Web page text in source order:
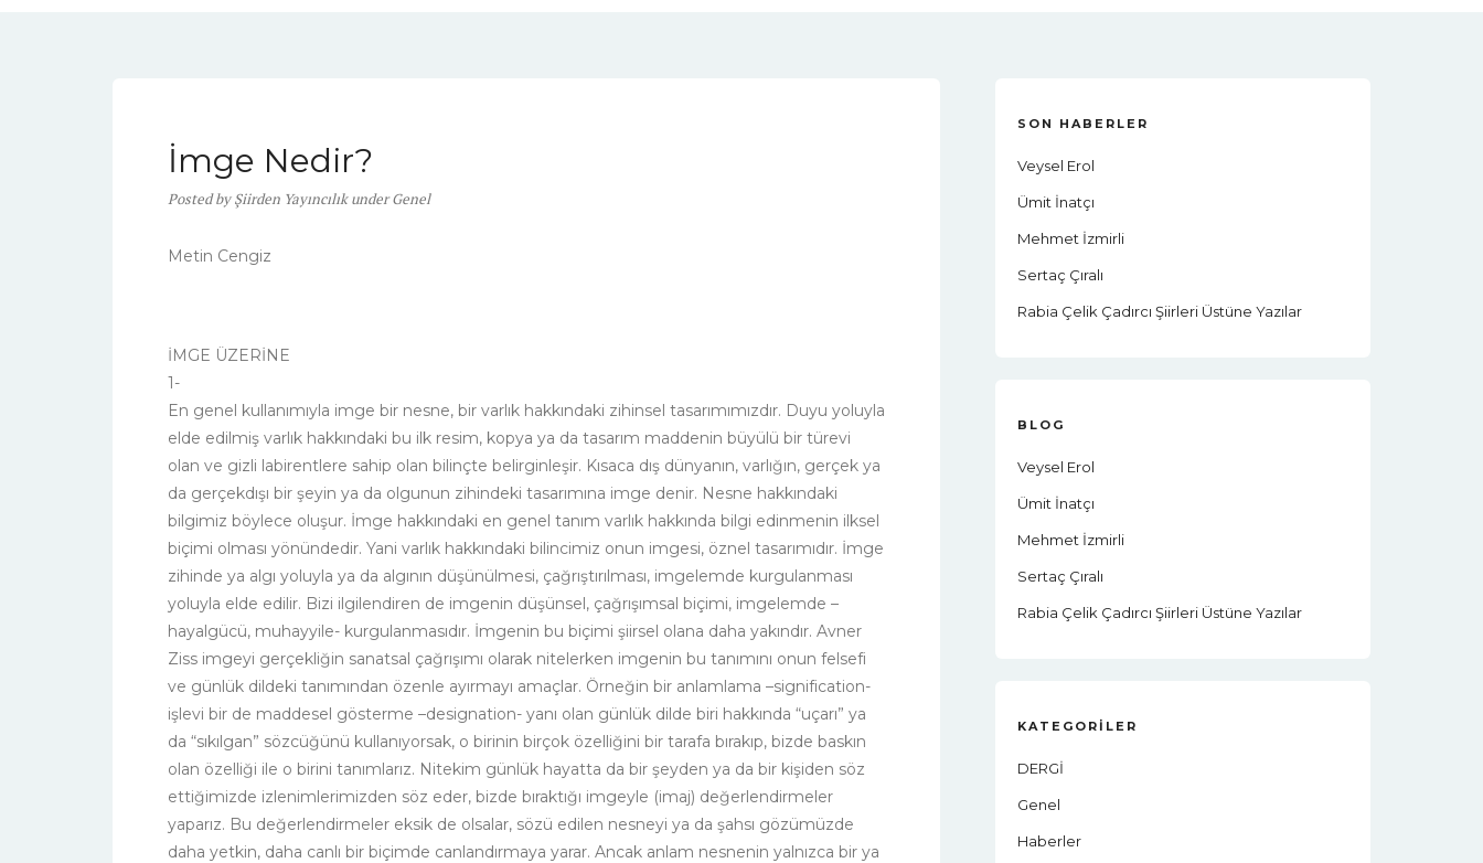
İmge Nedir?
PostedbyŞiirden Yayıncılık underGenel
Metin Cengiz
İMGE ÜZERİNE
1-
En genel kullanımıyla imge bir nesne, bir varlık hakkındaki zihinsel tasarımımızdır. Duyu yoluyla
elde edilmiş varlık hakkındaki bu ilk resim, kopya ya da tasarım maddenin büyülü bir türevi
olan ve gizli labirentlere sahip olan bilinçte belirginleşir. Kısaca dış dünyanın, varlığın, gerçek ya
da gerçekdışı bir şeyin ya da olgunun zihindeki tasarımına imge denir. Nesne hakkındaki
bilgimiz böylece oluşur. İmge hakkındaki en genel tanım varlık hakkında bilgi edinmenin ilksel
biçimi olması yönündedir. Yani varlık hakkındaki bilincimiz onun imgesi, öznel tasarımıdır. İmge
zihinde ya algı yoluyla ya da algının düşünülmesi, çağrıştırılması, imgelemde kurgulanması
yoluyla elde edilir. Bizi ilgilendiren de imgenin düşünsel, çağrışımsal biçimi, imgelemde –
hayalgücü, muhayyile- kurgulanmasıdır. İmgenin bu biçimi şiirsel olana daha yakındır. Avner
Ziss imgeyi gerçekliğin sanatsal çağrışımı olarak nitelerken imgenin bu tanımını onun felsefi
ve günlük dildeki tanımından özenle ayırmayı amaçlar. Örneğin bir anlamlama –signification-
işlevi bir de maddesel gösterme –designation- yanı olan günlük dilde biri hakkında “uçarı” ya
da “sıkılgan” sözcüğünü kullanıyorsak, o birinin birçok özelliğini bir tarafa bırakıp, bizde baskın
olan özelliği ile o birini tanımlarız. Nitekim günlük hayatta da bir şeyden ya da bir kişiden söz
ettiğimizde izlenimlerimizden söz eder, bizde bıraktığı imgeyle (imaj) değerlendirmeler
yaparız. Bu değerlendirmeler eksik de olsalar, sözü edilen nesneyi ya da şahsı gözümüzde
daha yetkin, daha canlı bir biçimde canlandırmaya yarar. Ancak anlam nesnenin yalnızca bir ya
SON HABERLER
Veysel Erol
Ümit İnatçı
Mehmet İzmirli
Sertaç Çıralı
Rabia Çelik Çadırcı Şiirleri Üstüne Yazılar
BLOG
Veysel Erol
Ümit İnatçı
Mehmet İzmirli
Sertaç Çıralı
Rabia Çelik Çadırcı Şiirleri Üstüne Yazılar
KATEGORILER
DERGİ
Genel
Haberler